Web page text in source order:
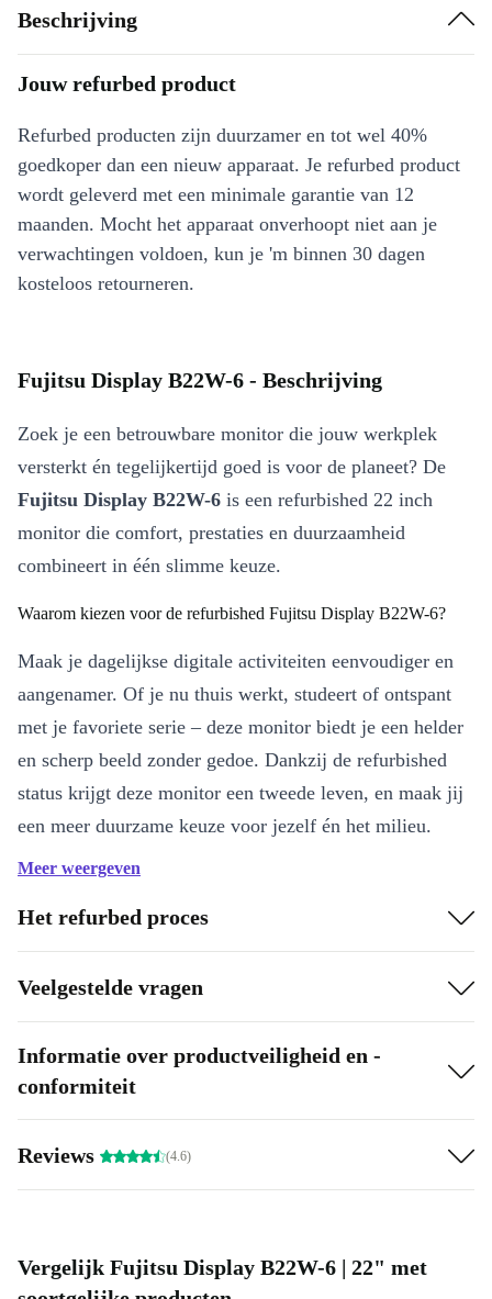
Beschrijving
Jouw refurbed product
Refurbed producten zijn duurzamer en tot wel 40%
goedkoper dan een nieuw apparaat. Je refurbed product
wordt geleverd met een minimale garantie van 12
maanden. Mocht het apparaat onverhoopt niet aan je
verwachtingen voldoen, kun je 'm binnen 30 dagen
kosteloos retourneren.
Fujitsu Display B22W-6 - Beschrijving
Zoek je een betrouwbare monitor die jouw werkplek
versterkt én tegelijkertijd goed is voor de planeet? De
Fujitsu Display B22W-6 is een refurbished 22 inch
monitor die comfort, prestaties en duurzaamheid
combineert in één slimme keuze.
Waarom kiezen voor de refurbished Fujitsu Display B22W-6?
Maak je dagelijkse digitale activiteiten eenvoudiger en
aangenamer. Of je nu thuis werkt, studeert of ontspant
met je favoriete serie – deze monitor biedt je een helder
en scherp beeld zonder gedoe. Dankzij de refurbished
status krijgt deze monitor een tweede leven, en maak jij
een meer duurzame keuze voor jezelf én het milieu.
Belangrijkste voordelen
22 inch beeldscherm
weergave, perfect voor multitasken.
gebruik.
Snelle reactiesnelheid (5 ms)
videomeetings of gaming-sessies.
Energiezuinig ontwerp: Verminder je verbruik, verlaag je
Meer weergeven
Het refurbed proces
Veelgestelde vragen
Informatie over productveiligheid en -
conformiteit
Reviews (4.6)
Vergelijk Fujitsu Display B22W-6 | 22" met